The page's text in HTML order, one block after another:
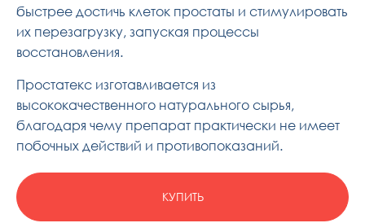
быстрее достичь клеток простаты и стимулировать
их перезагрузку, запуская процессы
восстановления.
Простатекс изготавливается из
высококачественного натурального сырья,
благодаря чему препарат практически не имеет
побочных действий и противопоказаний.
КУПИТЬ